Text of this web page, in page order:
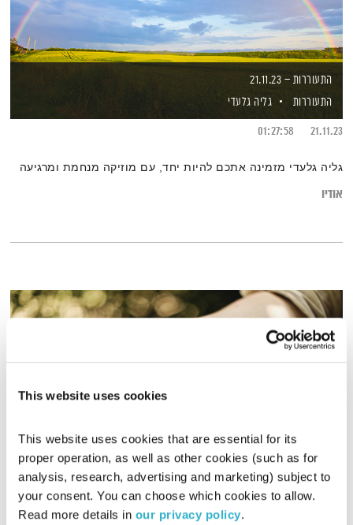
This website uses cookies
This website uses cookies that are essential for its
proper operation, as well as other cookies (such as for
analysis, research, advertising and marketing) subject to
your consent. You can choose which cookies to allow.
Read more details in our privacy policy.
התעוררות – 21.11.23
התעוררות
גליה גלעדי
21.11.23
01:27:58
גליה גלעדי מזמינה אתכם להיות יחד, עם מוזיקה מנחמת ומרגיעה
אודיו
שיחות טרנספורמטיביות – 4.1.16
שיחות טרנספורמטיביות
אסי זיגדוןונטאלי בן דוד